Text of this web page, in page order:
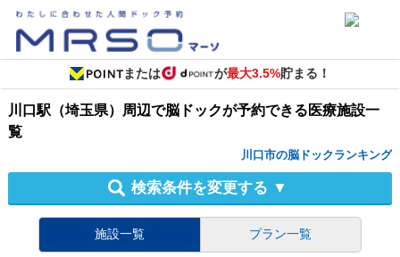
または が最大3.5%貯まる！
川口駅（埼玉県）周辺で脳ドックが予約できる医療施設一
覧
川口市の脳ドックランキング
検索条件を変更する ▼
施設一覧 プラン一覧